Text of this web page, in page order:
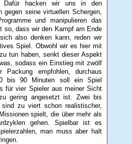
Dafür hacken wir uns in den
gegen seine virtuellen Schergen,
und manipulieren das
so, dass wir den Kampf am Ende
also denken kann, reden wir
Spiel. Obwohl wir es hier mit
tun haben, senkt dieser Aspekt
sodass ein Einstieg mit zwölf
empfohlen, durchaus
bis 90 Minuten soll ein Spiel
für vier Spieler aus meiner Sicht
gering angesetzt ist. Zwei bis
sind zu viert schon realistischer,
spielt, die über mehr als
gehen. Spielbar ist es
man muss aber halt